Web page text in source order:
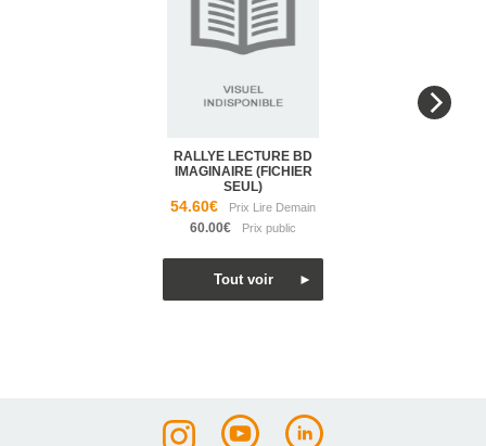
RALLYE LECTURE BD
IMAGINAIRE (FICHIER
SEUL)
54.60€
60.00€